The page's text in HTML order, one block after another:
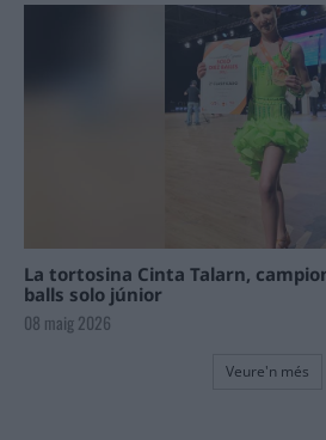
La tortosina Cinta Talarn,
balls solo júnior
08 maig 2026
Veure'n més